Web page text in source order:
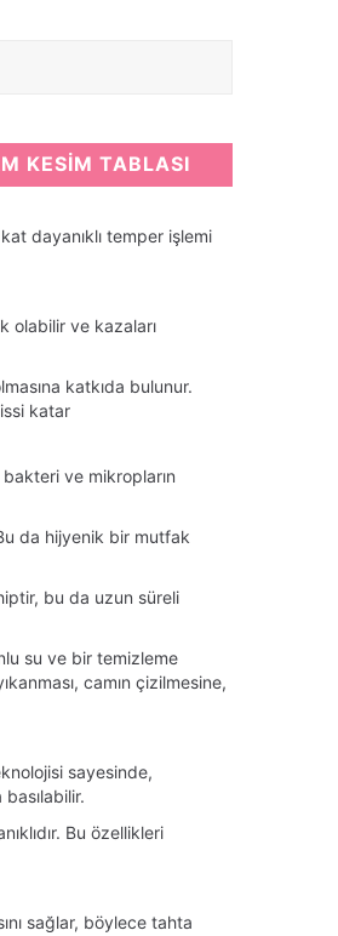
KESİM TABLASI
dayanıklı temper işlemi
olabilir ve kazaları
katkıda bulunur.
katar
ve mikropların
da hijyenik bir mutfak
bu da uzun süreli
su ve bir temizleme
camın çizilmesine,
sayesinde,
Bu özellikleri
sağlar, böylece tahta